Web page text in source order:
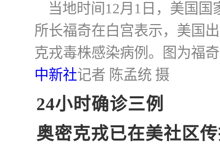
当地时间12月1日，美国
所长福奇在白宫表示，美国
克戎毒株感染病例。图为福
中新社记者 陈孟统 摄
24小时确诊三例
奥密克戎已在美社区